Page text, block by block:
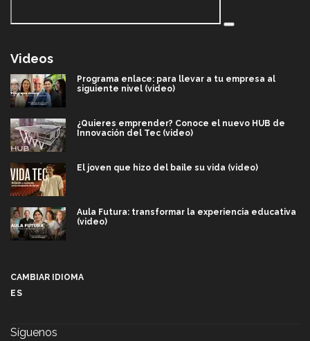
Videos
Programa enlace: para llevar a tu empresa al
siguiente nivel (video)
¿Quieres emprender? Conoce el nuevo HUB de
Innovación del Tec (video)
El joven que hizo del baile su vida (video)
Aula Futura: transformar la experiencia educativa
(video)
CAMBIAR IDIOMA
ES
Síguenos